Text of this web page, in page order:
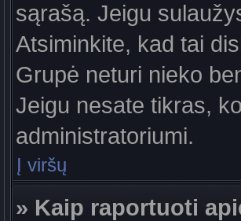
sąrašą. Jeigu
Atsiminkite, kad tai
Grupė neturi nieko
Jeigu nesate tikras,
administratoriumi.
Į viršų
» Kaip raportuoti